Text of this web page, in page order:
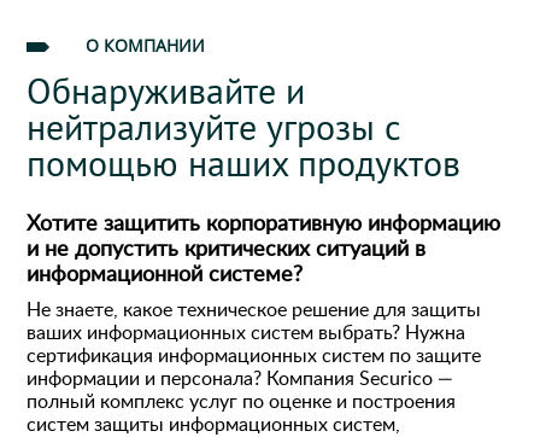
О КОМПАНИИ
Обнаруживайте и
нейтрализуйте угрозы с
помощью наших продуктов
Хотите защитить корпоративную информацию
и не допустить критических ситуаций в
информационной системе?
Не знаете, какое техническое решение для защиты
ваших информационных систем выбрать? Нужна
сертификация информационных систем по защите
информации и персонала? Компания Securico —
полный комплекс услуг по оценке и построения
систем защиты информационных систем,